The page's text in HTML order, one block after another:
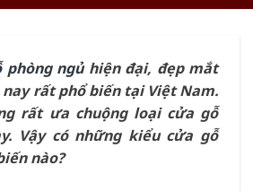
phòng ngủhiện đại, đẹp mắt
nay rất phổ biến tại Việt Nam.
rất ưa chuộng loại cửa gỗ
Vậy có những kiểu cửa gỗ
nào?